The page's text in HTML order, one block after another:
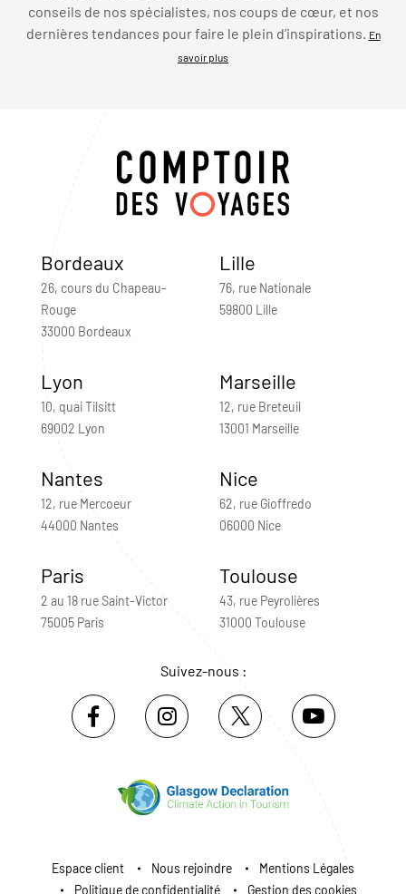
conseils de nos spécialistes, nos coups de cœur, et nos
dernières tendances pour faire le plein d’inspirations. En
savoir plus
Bordeaux
26, cours du Chapeau-
Rouge
33000 Bordeaux
Lille
76, rue Nationale
59800 Lille
Lyon
10, quai Tilsitt
69002 Lyon
Marseille
12, rue Breteuil
13001 Marseille
Nantes
12, rue Mercoeur
44000 Nantes
Nice
62, rue Gioffredo
06000 Nice
Paris
2 au 18 rue Saint-Victor
75005 Paris
Toulouse
43, rue Peyrolières
31000 Toulouse
Suivez-nous :
Espace client Nous rejoindre
Mentions Légales
Politique de confidentialité
Gestion des cookies